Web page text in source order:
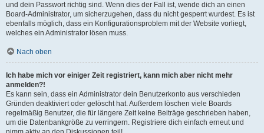
und dein Passwort richtig sind. Wenn dies der Fall ist, wende dich an einen
Board-Administrator, um sicherzugehen, dass du nicht gesperrt wurdest. Es ist
ebenfalls möglich, dass ein Konfigurationsproblem mit der Website vorliegt,
welches ein Administrator lösen muss.
Nach oben
Ich habe mich vor einiger Zeit registriert, kann mich aber nicht mehr
anmelden?!
Es kann sein, dass ein Administrator dein Benutzerkonto aus verschieden
Gründen deaktiviert oder gelöscht hat. Außerdem löschen viele Boards
regelmäßig Benutzer, die für längere Zeit keine Beiträge geschrieben haben,
um die Datenbankgröße zu verringern. Registriere dich einfach erneut und